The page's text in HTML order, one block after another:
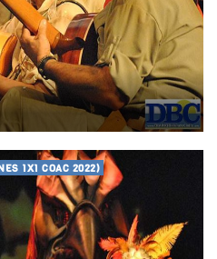
1X1 COAC 2022)